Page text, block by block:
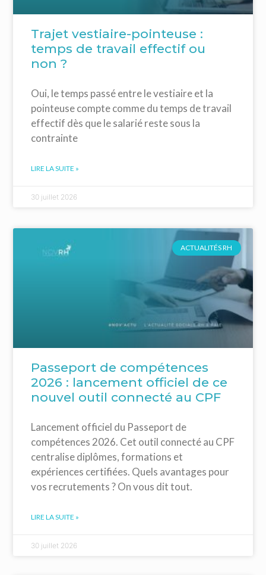
Trajet vestiaire-pointeuse :
temps de travail effectif ou
non ?
Oui, le temps passé entre le vestiaire et la
pointeuse compte comme du temps de travail
effectif dès que le salarié reste sous la
contrainte
LIRE LA SUITE »
30 juillet 2026
ACTUALITÉS RH
Passeport de compétences
2026 : lancement officiel de ce
nouvel outil connecté au CPF
Lancement officiel du Passeport de
compétences 2026. Cet outil connecté au CPF
centralise diplômes, formations et
expériences certifiées. Quels avantages pour
vos recrutements ? On vous dit tout.
LIRE LA SUITE »
30 juillet 2026